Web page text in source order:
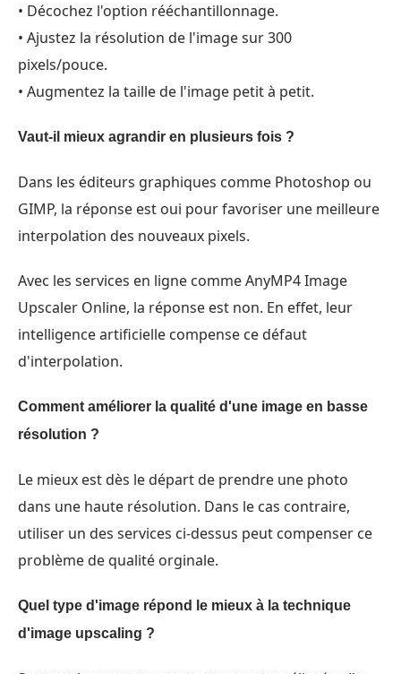
• Décochez l'option rééchantillonnage.
• Ajustez la résolution de l'image sur 300
pixels/pouce.
• Augmentez la taille de l'image petit à petit.
Vaut-il mieux agrandir en plusieurs fois ?
Dans les éditeurs graphiques comme Photoshop ou
GIMP, la réponse est oui pour favoriser une meilleure
interpolation des nouveaux pixels.
Avec les services en ligne comme AnyMP4 Image
Upscaler Online, la réponse est non. En effet, leur
intelligence artificielle compense ce défaut
d'interpolation.
Comment améliorer la qualité d'une image en basse
résolution ?
Le mieux est dès le départ de prendre une photo
dans une haute résolution. Dans le cas contraire,
utiliser un des services ci-dessus peut compenser ce
problème de qualité orginale.
Quel type d'image répond le mieux à la technique
d'image upscaling ?